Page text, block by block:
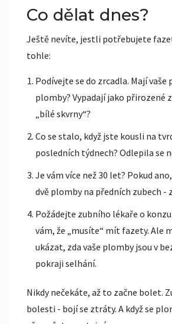
Co dělat dnes?
Ještě nevíte, jestli potřebujete
tohle:
Podívejte se do zrcadla. Mají vaše
plomby? Vypadají jako přirozené
„bílé skvrny“?
Co se stalo, když jste kousli na
posledních týdnech? Odlepila se
Je vám více než 30 let? Pokud
dvě plomby na předních zubech -
Požádejte zubního lékaře o
vám, že „musíte“ mít fazety. Ale
ukázat, zda vaše plomby jsou v
pokraji selhání.
Nikdy nečekáte, až to začne bolet.
bolesti - bojí se ztráty. A když se